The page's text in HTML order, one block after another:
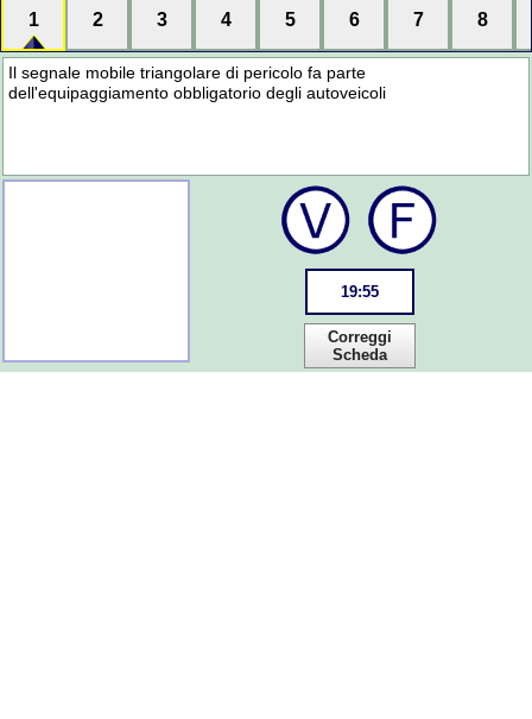
1 2 3 4 5 6 7 8
Il segnale mobile triangolare di pericolo fa parte
dell'equipaggiamento obbligatorio degli autoveicoli
19:55
Correggi
Scheda